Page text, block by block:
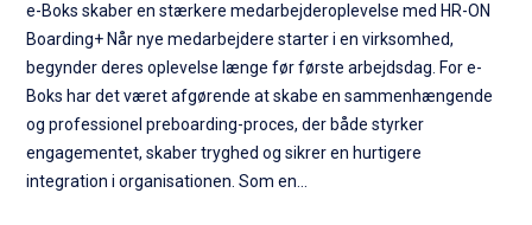
e-Boks skaber en stærkere medarbejderoplevelse med HR-ON
Boarding+ Når nye medarbejdere starter i en virksomhed,
begynder deres oplevelse længe før første arbejdsdag. For e-
Boks har det været afgørende at skabe en sammenhængende
og professionel preboarding-proces, der både styrker
engagementet, skaber tryghed og sikrer en hurtigere
integration i organisationen. Som en…